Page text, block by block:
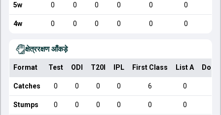
5w 0 0 0 0 0 0
4w 0 0 0 0 0 0
क्षेत्ररक्षण आँकड़े
Format Test ODI T20I IPL First Class List A
Catches 0 0 0 0 6 0
Stumps 0 0 0 0 0 0